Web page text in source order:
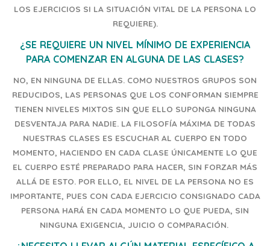
LOS EJERCICIOS SI LA SITUACIÓN VITAL DE LA PERSONA LO
REQUIERE).
¿SE REQUIERE UN NIVEL MÍNIMO DE EXPERIENCIA
PARA COMENZAR EN ALGUNA DE LAS CLASES?
NO, EN NINGUNA DE ELLAS. COMO NUESTROS GRUPOS SON
REDUCIDOS, LAS PERSONAS QUE LOS CONFORMAN SIEMPRE
TIENEN NIVELES MIXTOS SIN QUE ELLO SUPONGA NINGUNA
DESVENTAJA PARA NADIE. LA FILOSOFÍA MÁXIMA DE TODAS
NUESTRAS CLASES ES ESCUCHAR AL CUERPO EN TODO
MOMENTO, HACIENDO EN CADA CLASE ÚNICAMENTE LO QUE
EL CUERPO ESTÉ PREPARADO PARA HACER, SIN FORZAR MÁS
ALLÁ DE ESTO. POR ELLO, EL NIVEL DE LA PERSONA NO ES
IMPORTANTE, PUES CON CADA EJERCICIO CONSIGNADO CADA
PERSONA HARÁ EN CADA MOMENTO LO QUE PUEDA, SIN
NINGUNA EXIGENCIA, JUICIO O COMPARACIÓN.